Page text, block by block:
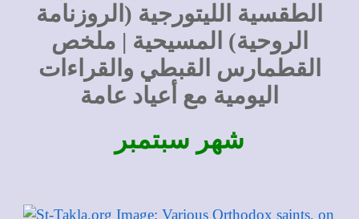
الطقسية الليتورجية (الروزنامة
الروحية) المسيحية | ملخص
القطمارس القبطي والقراءات
اليومية مع أعياد عامة
شهر سبتمبر